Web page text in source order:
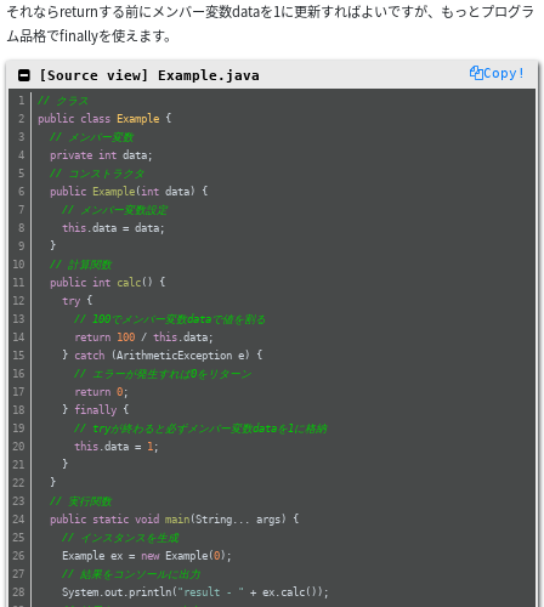
それならreturnする前にメンバー変数dataを1に更新すればよいですが、もっとプログラ
ム品格でfinallyを使えます。
Copy!
[Source view] Example.java
// クラス
public class Example {
// メンバー変数
private int data;
// コンストラクタ
public Example (int data)
{
// メンバー変数設定
this .data = data;
  }
// 計算関数
public int calc ()
{
try {
// 100でメンバー変数dataで値を割る
return 100 / this .data;
    }
catch (ArithmeticException e) {
// エラーが発生すれば0をリターン
return 0 ;
    }
finally {
// tryが終わると必ずメンバー変数dataを1に格納
this .data = 1 ;
    }
  }
// 実行関数
public static void main (String... args)
{
// インスタンスを生成
    Example ex =
new Example(0);
// 結果をコンソールに出力
    System.out.println(
"result - " + ex.calc());